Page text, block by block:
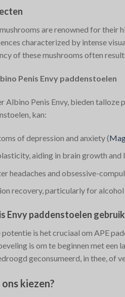
are renowned for
characterized by intense
of these mushrooms often
Penis Envy paddenstoelen
Albino Penis Envy, bieden
kan:
of depression and anxiety​(
aiding in brain growth and
headaches and obsessive-
recovery, particularly for alcohol
Envy paddenstoelen
potentie is het cruciaal om APE
is om te beginnen met een
geconsumeerd, in thee, of
kiezen?